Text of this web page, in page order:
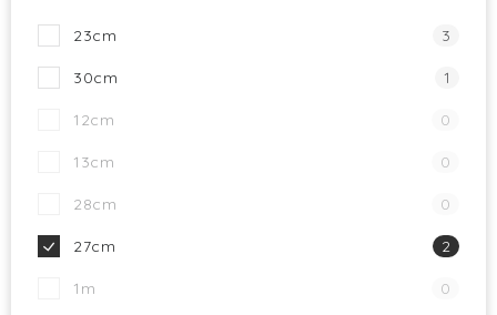
23cm 3
30cm 1
12cm 0
13cm 0
28cm 0
27cm 2
1m 0